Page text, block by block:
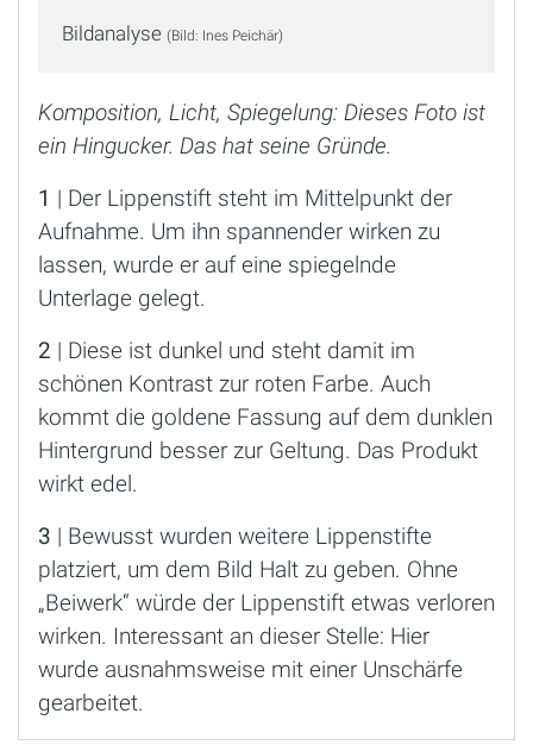
Bildanalyse (Bild: Ines Peichär)
Komposition, Licht, Spiegelung: Dieses Foto ist
ein Hingucker. Das hat seine Gründe.
1 | Der Lippenstift steht im Mittelpunkt der
Aufnahme. Um ihn spannender wirken zu
lassen, wurde er auf eine spiegelnde
Unterlage gelegt.
2 | Diese ist dunkel und steht damit im
schönen Kontrast zur roten Farbe. Auch
kommt die goldene Fassung auf dem dunklen
Hintergrund besser zur Geltung. Das Produkt
wirkt edel.
3 | Bewusst wurden weitere Lippenstifte
platziert, um dem Bild Halt zu geben. Ohne
„Beiwerk“ würde der Lippenstift etwas verloren
wirken. Interessant an dieser Stelle: Hier
wurde ausnahmsweise mit einer Unschärfe
gearbeitet.